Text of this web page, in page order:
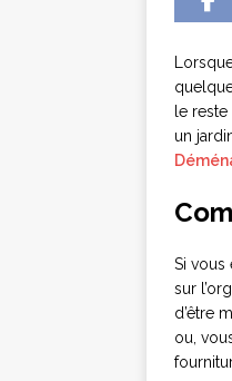
le
un
Si vous
sur
d’être
ou,